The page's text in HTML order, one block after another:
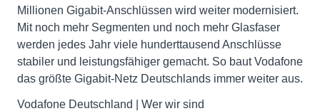
Millionen Gigabit-Anschlüssen wird weiter modernisiert.
Mit noch mehr Segmenten und noch mehr Glasfaser
werden jedes Jahr viele hunderttausend Anschlüsse
stabiler und leistungsfähiger gemacht. So baut Vodafone
das größte Gigabit-Netz Deutschlands immer weiter aus.
Vodafone Deutschland | Wer wir sind